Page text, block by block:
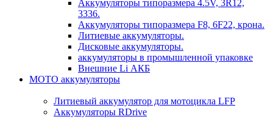
Аккумуляторы типоразмера 4.5V, 3R12,
3336.
Аккумуляторы типоразмера F8, 6F22, крона.
Литиевые аккумуляторы.
Дисковые аккумуляторы.
аккумуляторы в промышленной упаковке
Внешние Li АКБ
МОТО аккумуляторы
Литиевый аккумулятор для мотоцикла LFP
Аккумуляторы RDrive